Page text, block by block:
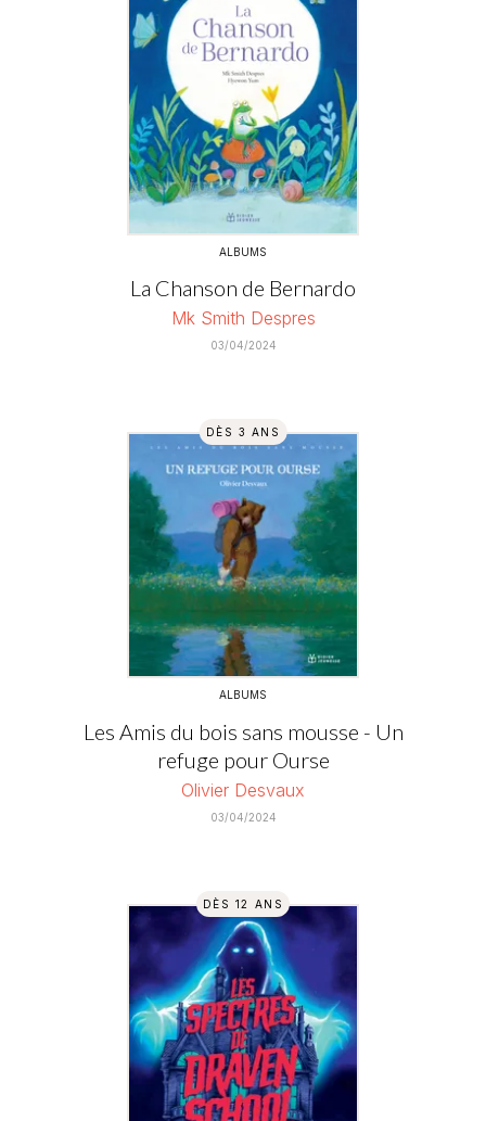
ALBUMS
La Chanson de Bernardo
Mk Smith Despres
03/04/2024
DÈS 3 ANS
ALBUMS
Les Amis du bois sans mousse - Un
refuge pour Ourse
Olivier Desvaux
03/04/2024
DÈS 12 ANS